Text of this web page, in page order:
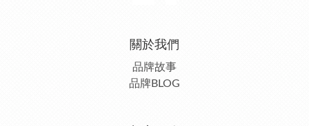
關於我們
品牌故事
品牌BLOG